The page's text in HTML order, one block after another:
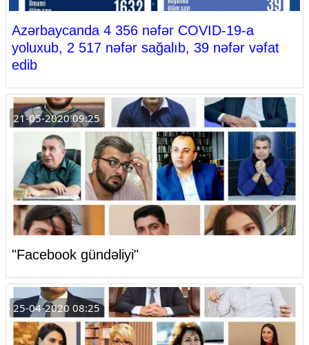
Azərbaycanda 4 356 nəfər COVID-19-a
yoluxub, 2 517 nəfər sağalıb, 39 nəfər vəfat
edib
21-05-2020 09:25
"Facebook gündəliyi"
25-04-2020 08:25